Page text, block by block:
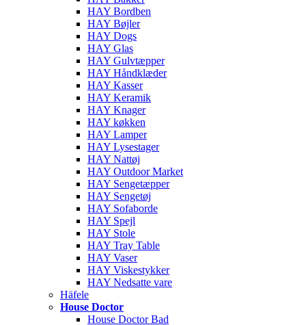
HAY Bordben
HAY Bøjler
HAY Dogs
HAY Glas
HAY Gulvtæpper
HAY Håndklæder
HAY Kasser
HAY Keramik
HAY Knager
HAY køkken
HAY Lamper
HAY Lysestager
HAY Nattøj
HAY Outdoor Market
HAY Sengetæpper
HAY Sengetøj
HAY Sofaborde
HAY Spejl
HAY Stole
HAY Tray Table
HAY Vaser
HAY Viskestykker
HAY Nedsatte vare
Häfele
House Doctor
House Doctor Bad